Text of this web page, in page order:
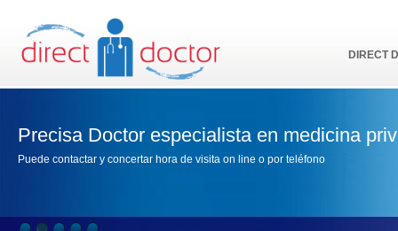
DIRECT
Precisa Doctor especialista en medicina
Puede contactar y concertar hora de visita on line o por teléfono